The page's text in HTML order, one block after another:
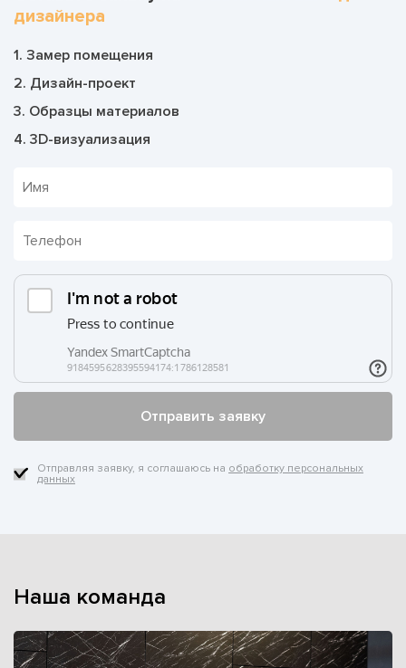
дизайнера
1. Замер помещения
2. Дизайн-проект
3. Образцы материалов
4. 3D-визуализация
Отправляя заявку, я соглашаюсь на обработку персональных
данных
Наша команда